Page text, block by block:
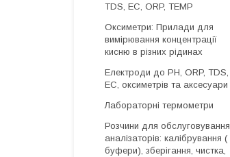
TDS, EC, ORP, TEMP
Оксиметри: Прилади для
вимірювання концентрації
кисню в різних рідинах
Електроди до PH, ORP, TDS,
EC, оксиметрів та аксесуари
Лабораторні термометри
Розчини для обслуговування
аналізаторів: калібрування (
буфери), зберігання, чистка,